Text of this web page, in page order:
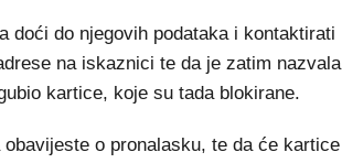
doći do njegovih podataka i kontaktirati
na iskaznici te da je zatim nazvala
kartice, koje su tada blokirane.
o pronalasku, te da će kartice